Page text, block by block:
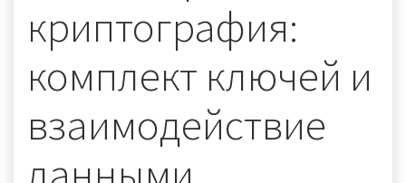
криптография:
комплект ключей и
взаимодействие